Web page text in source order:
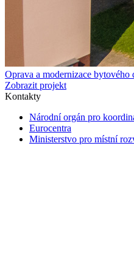
Oprava a modernizace bytového
Zobrazit projekt
Kontakty
Národní orgán pro
Eurocentra
Ministerstvo pro místní